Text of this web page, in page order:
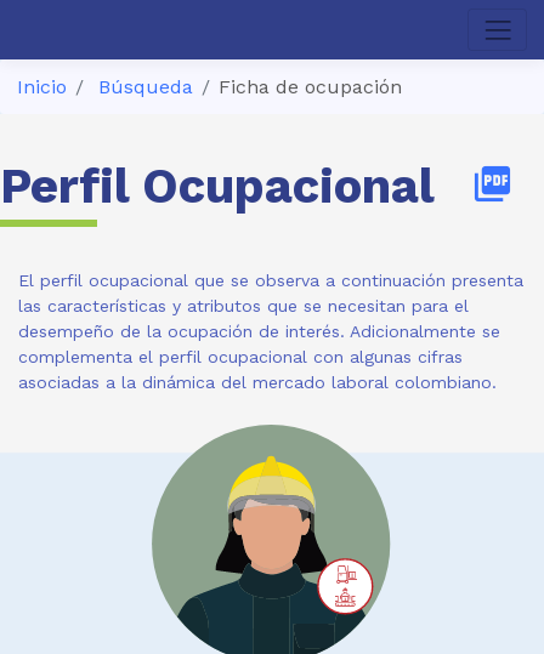
Inicio Búsqueda Ficha de ocupación
Perfil Ocupacional picture_as_pdf
El perfil ocupacional que se observa a continuación presenta
las características y atributos que se necesitan para el
desempeño de la ocupación de interés. Adicionalmente se
complementa el perfil ocupacional con algunas cifras
asociadas a la dinámica del mercado laboral colombiano.